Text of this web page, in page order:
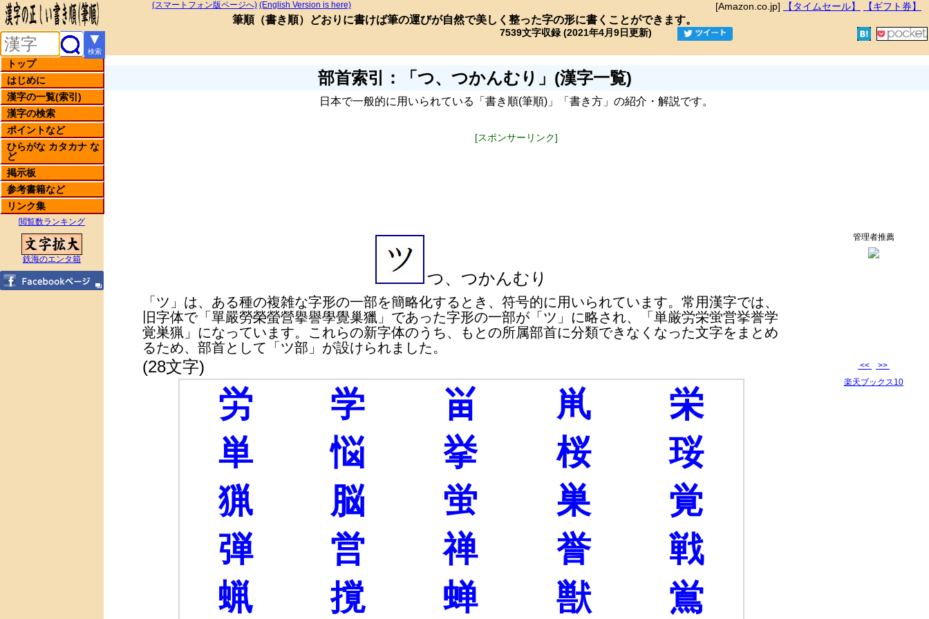
[Amazon.co.jp] 【タイムセール】 【ギフト券】
(スマートフォン版ページへ) (English Version is here)
筆順（書き順）どおりに書けば筆の運びが自然で美しく整った字の形に書くことができます。
7539文字収録 (2021年4月9日更新)
▼
検索
トップ
はじめに
漢字の一覧(索引)
漢字の検索
ポイントなど
ひらがな カタカナ な
ど
掲示板
参考書籍など
リンク集
閲覧数ランキング
鉄海のエンタ箱
部首索引：「つ、つかんむり」(漢字一覧)
日本で一般的に用いられている「書き順(筆順)」「書き方」の紹介・解説です。
[スポンサーリンク]
つ、つかんむり
「ツ」は、ある種の複雑な字形の一部を簡略化するとき、符号的に用いられています。常用漢字では、
旧字体で「單嚴勞榮螢營擧譽學覺巢獵」であった字形の一部が「ツ」に略され、「単厳労栄蛍営挙誉学
覚巣猟」になっています。これらの新字体のうち、もとの所属部首に分類できなくなった文字をまとめ
るため、部首として「ツ部」が設けられました。
(28文字)
労 学 畄 鼡
栄
単
悩 挙 桜
珱
猟
脳 蛍 巣
覚
弾
営 禅 誉
戦
蝋
撹 蝉 獣 鴬
管理者推薦
<<
>>
楽天ブックス10